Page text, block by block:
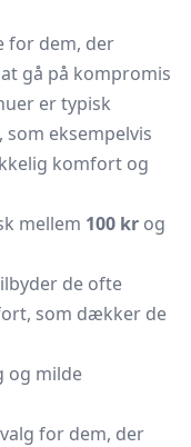
for dem, der
gå på kompromis
er typisk
, som eksempelvis
komfort og
mellem 100 kr og
de ofte
som dækker de
og milde
for dem, der